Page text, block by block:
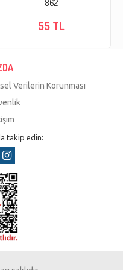
862
55 TL
Verilerin Korunması
takip edin: